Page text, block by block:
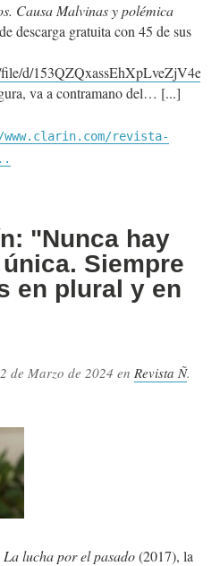
Causa Malvinas y polémica
descarga gratuita con 45 de sus
file/d/
va a contramano del…
revista-
"Nunca hay
Siempre
en plural y en
de Marzo de 2024 enRevista Ñ.
La lucha por el pasado(2017), la